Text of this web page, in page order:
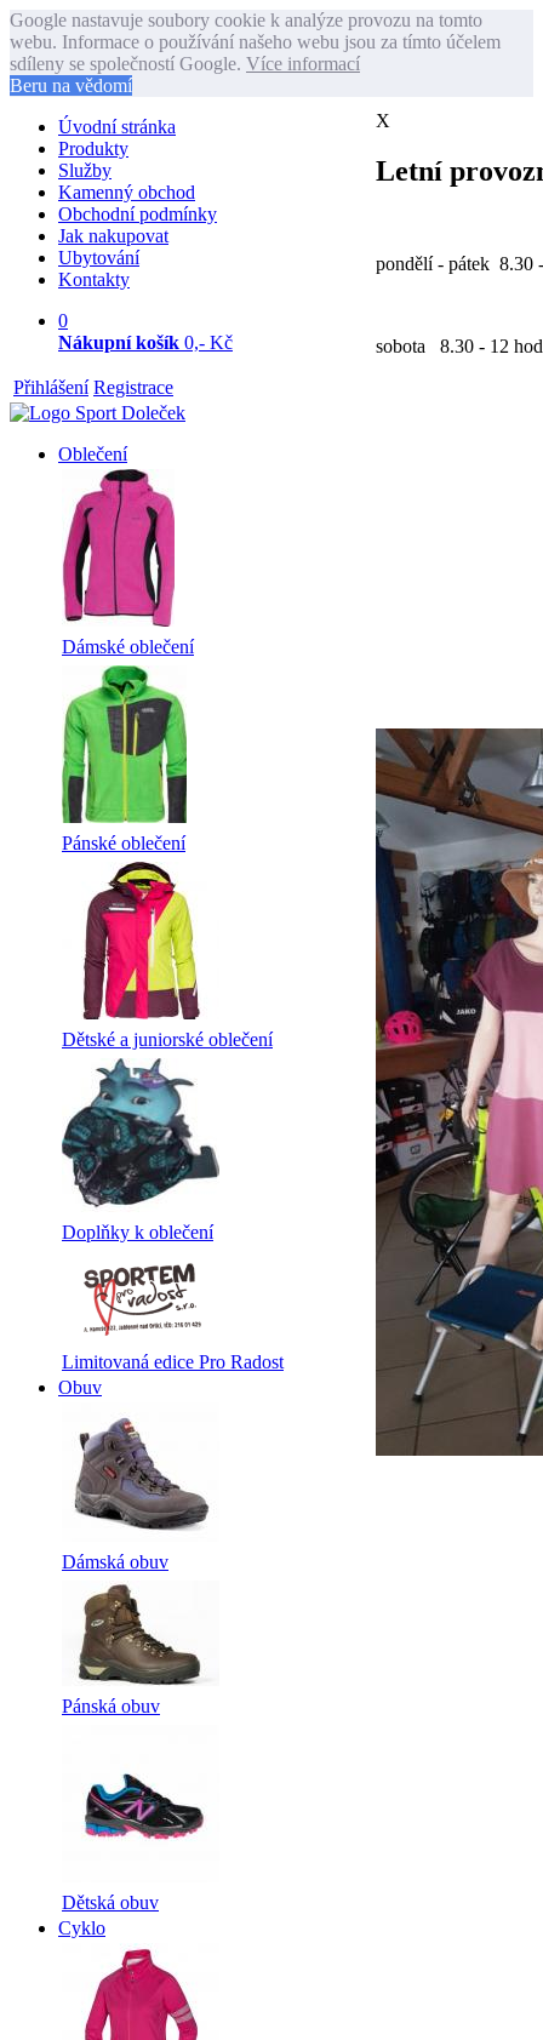
Google nastavuje soubory cookie k analýze provozu na tomto
webu. Informace o používání našeho webu jsou za tímto účelem
sdíleny se společností Google. Více informací
Beru na vědomí
X
Letní
pondělí - pátek 8.30
sobota 8.30 - 12 hod
Úvodní stránka
Produkty
Služby
Kamenný obchod
Obchodní podmínky
Jak nakupovat
Ubytování
Kontakty
0
Nákupní košík 0,- Kč
Přihlášení Registrace
Oblečení
Dámské oblečení
Pánské oblečení
Dětské a juniorské oblečení
Doplňky k oblečení
Limitovaná edice Pro Radost
Obuv
Dámská obuv
Pánská obuv
Dětská obuv
Cyklo